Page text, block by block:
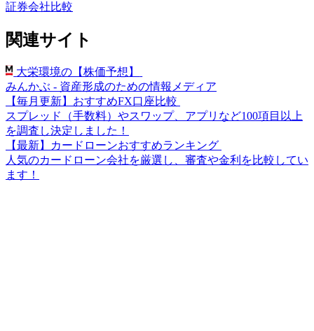
証券会社比較
関連サイト
大栄環境の【株価予想】
みんかぶ - 資産形成のための情報メディア
【毎月更新】おすすめFX口座比較
スプレッド（手数料）やスワップ、アプリなど100項目以上
を調査し決定しました！
【最新】カードローンおすすめランキング
人気のカードローン会社を厳選し、審査や金利を比較してい
ます！